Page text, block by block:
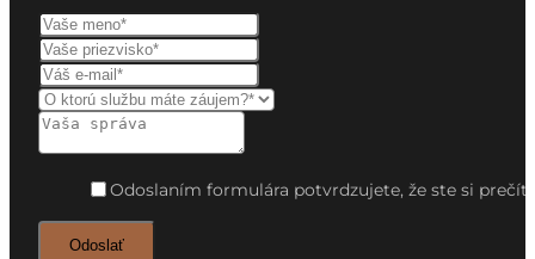
Odoslaním formulára potvrdzujete, že ste si
Odoslať